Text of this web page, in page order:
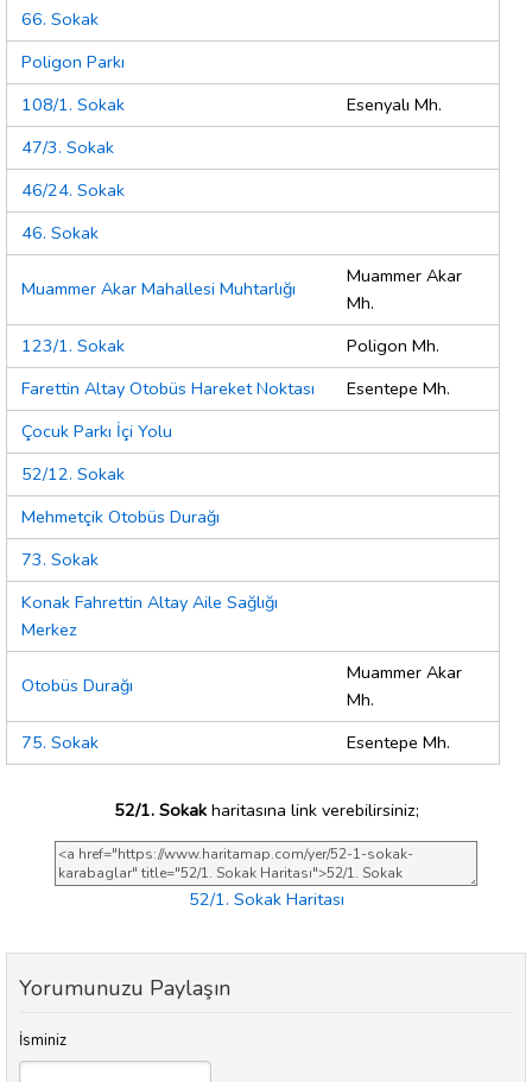
66. Sokak
Poligon Parkı
108/1. Sokak
Esenyalı Mh.
47/3. Sokak
46/24. Sokak
46. Sokak
Muammer Akar Mahallesi Muhtarlığı
Muammer Akar
Mh.
123/1. Sokak
Poligon Mh.
Farettin Altay Otobüs Hareket Noktası
Esentepe Mh.
Çocuk Parkı İçi Yolu
52/12. Sokak
Mehmetçik Otobüs Durağı
73. Sokak
Konak Fahrettin Altay Aile Sağlığı
Merkez
Otobüs Durağı
Muammer Akar
Mh.
75. Sokak
Esentepe Mh.
52/1. Sokakharitasına link verebilirsiniz;
52/1. Sokak Haritası
Yorumunuzu Paylaşın
İsminiz